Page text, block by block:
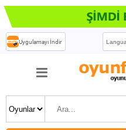
Uygulamayı İndir